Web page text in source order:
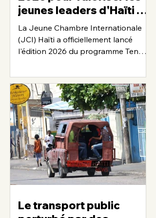
jeunes leaders d'Haïti et
de la diaspora
La Jeune Chambre Internationale
(JCI) Haïti a officiellement lancé
l'édition 2026 du programme Ten
Ouvert aux jeunes de 18 à 40 ans
vivant en Haïti ou dans la diaspora, le
concours entend mettre en lumière
des parcours d'excellence dans
plusieurs secteurs d'activité. Les
candidatures seront reçues du 20
juillet au 31 août 2026. Le trésorier
national 2026 de la JCI Haïti et
ancien directeur de la Commission
TOYP, Mickelson Joseph Vil, a retrac
Le transport public